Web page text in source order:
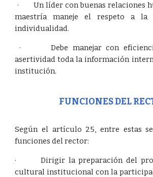
· Un líder con buenas relaciones
maestría maneje el respeto a
individualidad.
· Debe manejar con
asertividad toda la información
institución.
FUNCIONES DEL
Según el artículo 25, entre estas
funciones del rector:
· Dirigir la preparación del
cultural institucional con la